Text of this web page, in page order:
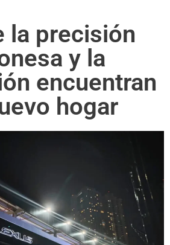
la precisión
y la
encuentran
hogar